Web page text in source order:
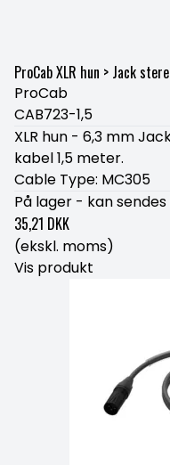
ProCab XLR hun > Jack
ProCab
CAB723-1,5
XLR hun - 6,3 mm
kabel 1,5 meter.
Cable Type: MC305
På lager - kan sendes
35,21 DKK
(ekskl. moms)
Vis produkt